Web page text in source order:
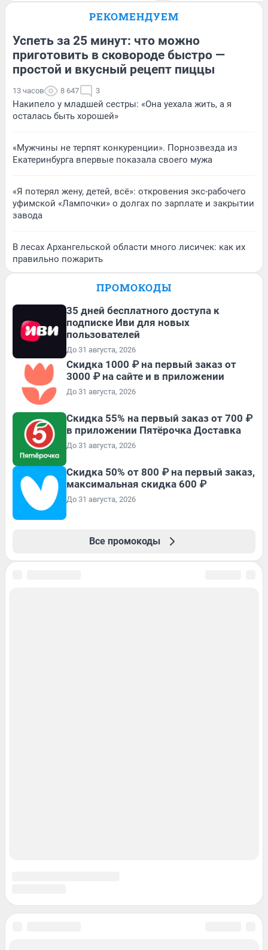
РЕКОМЕНДУЕМ
Успеть за 25 минут: что можно
приготовить в сковороде быстро —
простой и вкусный рецепт пиццы
13 часов 8 647 3
Накипело у младшей сестры: «Она уехала жить, а я
осталась быть хорошей»
«Мужчины не терпят конкуренции». Порнозвезда из
Екатеринбурга впервые показала своего мужа
«Я потерял жену, детей, всё»: откровения экс-рабочего
уфимской «Лампочки» о долгах по зарплате и закрытии
завода
В лесах Архангельской области много лисичек: как их
правильно пожарить
ПРОМОКОДЫ
35 дней бесплатного доступа к
подписке Иви для новых
пользователей
До 31 августа, 2026
Скидка 1000 ₽ на первый заказ от
3000 ₽ на сайте и в приложении
До 31 августа, 2026
Скидка 55% на первый заказ от 700 ₽
в приложении Пятёрочка Доставка
До 31 августа, 2026
Скидка 50% от 800 ₽ на первый заказ,
максимальная скидка 600 ₽
До 31 августа, 2026
Все промокоды